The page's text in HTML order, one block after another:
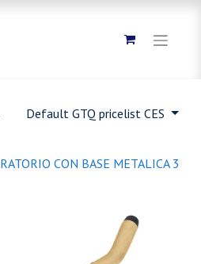
Default GTQ pricelist CES
CON BASE METALICA 3